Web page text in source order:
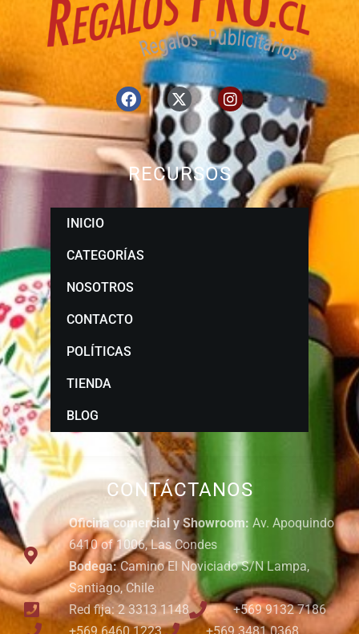
CONTÁCTANOS
Oficina comercial y Showroom: Av. Apoquindo
6410 of 1006, Las Condes
Bodega:Camino El Noviciado S/N Lampa,
Santiago, Chile
Red fija: 2 3313 1148
+569 9132 7186
RECURSOS
INICIO
CATEGORÍAS
NOSOTROS
CONTACTO
POLÍTICAS
TIENDA
BLOG